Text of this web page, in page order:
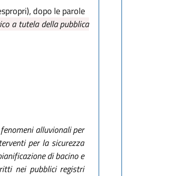
dopo le parole
a tutela della pubblica
alluvionali per
per la sicurezza
di bacino e
nei pubblici registri